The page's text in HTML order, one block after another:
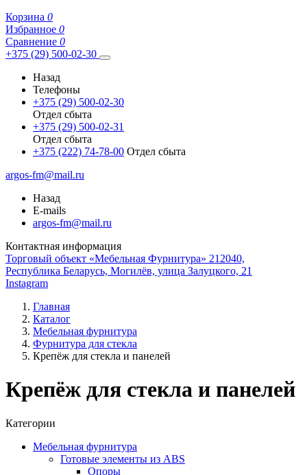
Корзина 0
Избранное 0
Сравнение 0
+375 (29) 500-02-30
Назад
Телефоны
+375 (29) 500-02-30
Отдел сбыта
+375 (29) 500-02-31
Отдел сбыта
+375 (222) 74-78-00 Отдел сбыта
argos-fm@mail.ru
Назад
E-mails
argos-fm@mail.ru
Контактная информация
Торговый объект «Мебельная Фурнитура» 212040,
Республика Беларусь, Могилёв, улица Залуцкого, 21
Instagram
Главная
Каталог
Мебельная фурнитура
Фурнитура для стекла
Крепёж для стекла и панелей
Крепёж для стекла и панелей
Категории
Мебельная фурнитура
Готовые элементы из ABS
Опоры